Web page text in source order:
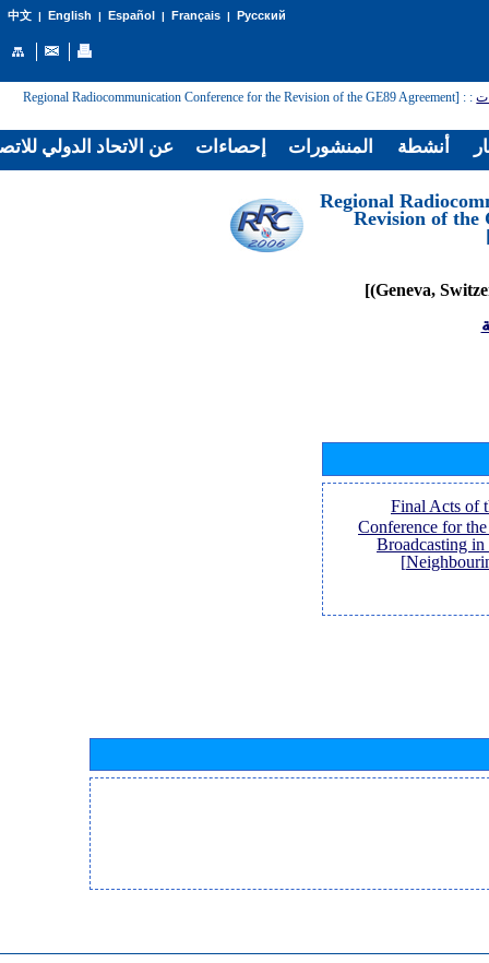
中文| English | Español | Français| Русский
:
: [Regional Radiocommunication Conference for the Revision of the GE89 Agreement
[Regional
Revision of the
[Final Acts of
Conference for
Broadcasting
عن الاتحاد الدولي إحصاءات المنشورات أنشطة